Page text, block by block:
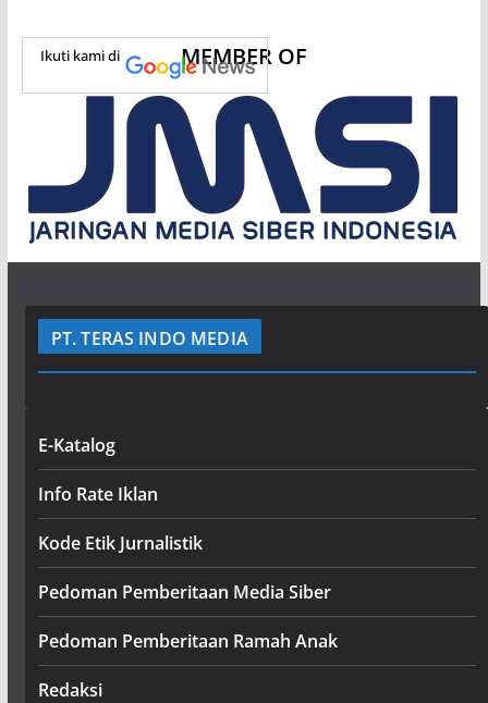
Ikuti kami di MEMBER OF
PT. TERAS INDO MEDIA
E-Katalog
Info Rate Iklan
Kode Etik Jurnalistik
Pedoman Pemberitaan Media Siber
Pedoman Pemberitaan Ramah Anak
Redaksi